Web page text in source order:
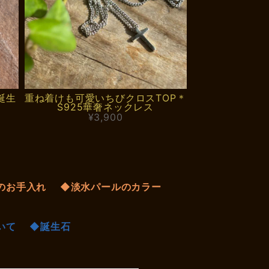
生 重ね着けも可愛いちびクロスTOP＊
S925華奢ネックレス
¥3,900
お手入れ ◆淡水パールのカラー
て ◆誕生石